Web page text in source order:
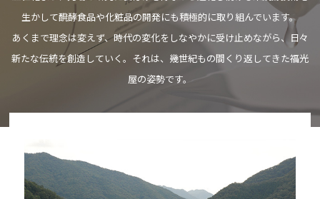
生かして醗酵食品や化粧品の開発にも積極的に取り組んでいます。
あくまで理念は変えず、時代の変化をしなやかに受け止めながら、日々
新たな伝統を創造していく。それは、幾世紀もの間くり返してきた福光
屋の姿勢です。